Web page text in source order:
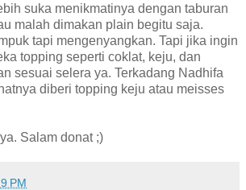
suka menikmatinya dengan taburan
malah dimakan plain begitu saja.
tapi mengenyangkan. Tapi jika ingin
topping seperti coklat, keju, dan
sesuai selera ya. Terkadang Nadhifa
diberi topping keju atau meisses
Salam donat ;)
PM